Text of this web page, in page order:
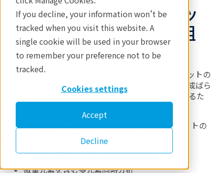
If you decline, your information won’t be
tracked when you visit this website. A
single cookie will be used in your browser
to remember your preference not to be
tracked.
Cookies settings
Accept
Decline
イベント
WDXRFによるPZTスパッ
タリングターゲットの組
成マッピング
圧電PZT薄膜の成膜品質は、スパッタリングターゲットの
組成均一性に大きく依存します。ターゲット内の組成ばら
つきは、膜組成やデバイス特性のばらつきにつながるた
め、ターゲット段階での評価が重要です。
WDXRFは、多元素からなるスパッタリングターゲットの
評価において、以下の特長を有します。
微量元素を含む多元素同時分析